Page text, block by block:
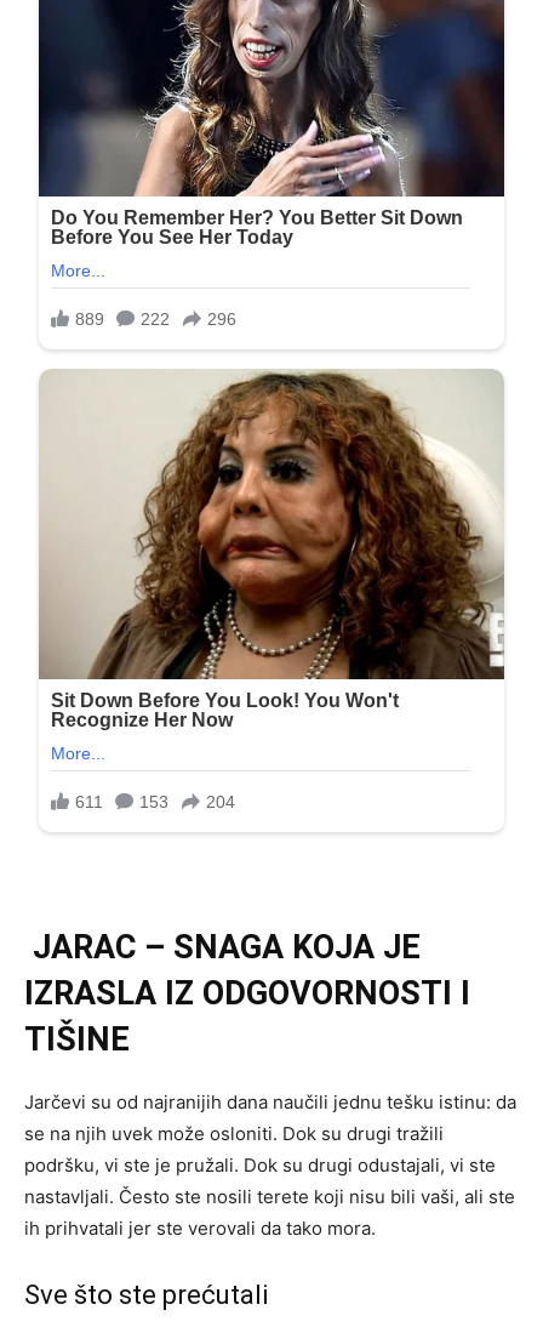
JARAC – SNAGA KOJA JE
IZRASLA IZ ODGOVORNOSTI I
TIŠINE
Jarčevi su od najranijih dana naučili jednu tešku istinu: da
se na njih uvek može osloniti. Dok su drugi tražili
podršku, vi ste je pružali. Dok su drugi odustajali, vi ste
nastavljali. Često ste nosili terete koji nisu bili vaši, ali ste
ih prihvatali jer ste verovali da tako mora.
Sve što ste prećutali